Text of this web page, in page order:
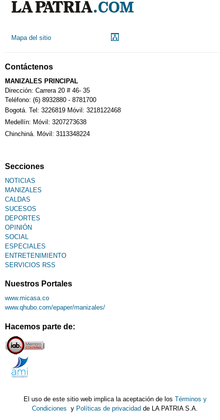
Mapa del sitio
Contáctenos
MANIZALES PRINCIPAL
Dirección: Carrera 20 # 46- 35
Teléfono: (6) 8932880 - 8781700
Bogotá. Tel: 3226819 Móvil: 3218122468
Medellín: Móvil: 3207273638
Chinchiná. Móvil: 3113348224
Secciones
NOTICIAS
MANIZALES
CALDAS
SUCESOS
DEPORTES
OPINIÓN
SOCIAL
ESPECIALES
ENTRETENIMIENTO
SERVICIOS RSS
Nuestros Portales
www.micasa.co
www.qhubo.com/epaper/manizales/
Hacemos parte de:
El uso de este sitio web implica la aceptación de los Términos y
Condiciones y Políticas de privacidad de LA PATRIA S.A.